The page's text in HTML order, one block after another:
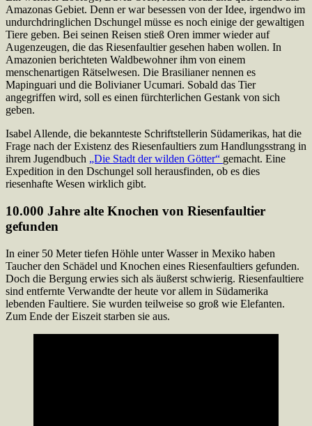
Amazonas Gebiet. Denn er war besessen von der Idee, irgendwo im
undurchdringlichen Dschungel müsse es noch einige der gewaltigen
Tiere geben. Bei seinen Reisen stieß Oren immer wieder auf
Augenzeugen, die das Riesenfaultier gesehen haben wollen. In
Amazonien berichteten Waldbewohner ihm von einem
menschenartigen Rätselwesen. Die Brasilianer nennen es
Mapinguari und die Bolivianer Ucumari. Sobald das Tier
angegriffen wird, soll es einen fürchterlichen Gestank von sich
geben.
Isabel Allende, die bekannteste Schriftstellerin Südamerikas, hat die
Frage nach der Existenz des Riesenfaultiers zum Handlungsstrang in
ihrem Jugendbuch „Die Stadt der wilden Götter“ gemacht. Eine
Expedition in den Dschungel soll herausfinden, ob es dies
riesenhafte Wesen wirklich gibt.
10.000 Jahre alte Knochen von Riesenfaultier
gefunden
In einer 50 Meter tiefen Höhle unter Wasser in Mexiko haben
Taucher den Schädel und Knochen eines Riesenfaultiers gefunden.
Doch die Bergung erwies sich als äußerst schwierig. Riesenfaultiere
sind entfernte Verwandte der heute vor allem in Südamerika
lebenden Faultiere. Sie wurden teilweise so groß wie Elefanten.
Zum Ende der Eiszeit starben sie aus.